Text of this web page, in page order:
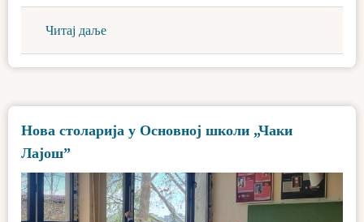
Читај даље
Нова столарија у Основној школи „Чаки
Лајош”